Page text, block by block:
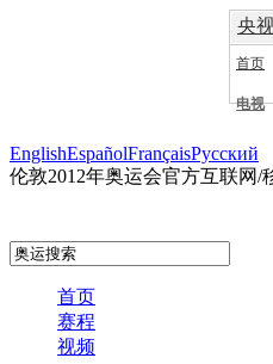
央
首页
电视
EnglishEspañolFrançaisPусский
伦敦2012年奥运会官方互联网/
首页
赛程
视频